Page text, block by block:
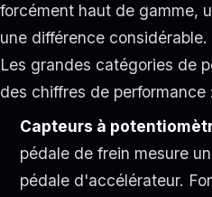
forcément haut de gamme,
une différence considérable.
Les grandes catégories de
des chiffres de performance :
Capteurs à
pédale de frein mesure
pédale d'accélérateur.